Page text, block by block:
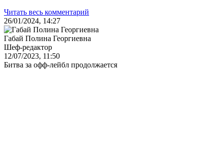
Читать весь комментарий
26/01/2024, 14:27
Габай Полина Георгиевна
Шеф-редактор
12/07/2023, 11:50
Битва за офф-лейбл продолжается